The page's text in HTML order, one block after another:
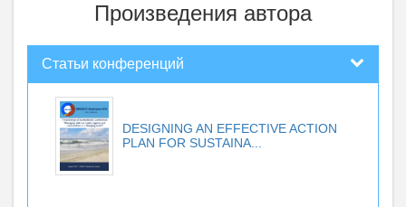
Произведения автора
Статьи конференций
DESIGNING AN EFFECTIVE ACTION
PLAN FOR SUSTAINA...